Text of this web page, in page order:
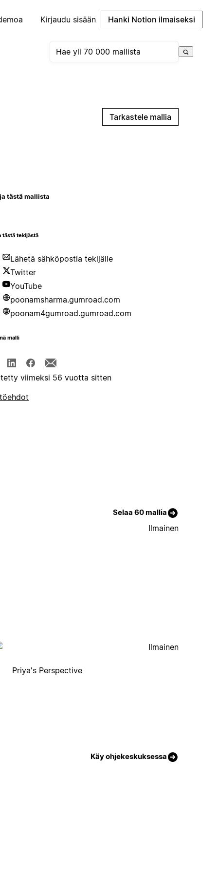
Kirjaudu sisään Hanki Notion ilmaiseksi
Tarkastele mallia
tästä mallista
tästä tekijästä
Lähetä sähköpostia tekijälle
Twitter
YouTube
poonamsharma.gumroad.com
poonam4gumroad.gumroad.com
malli
viimeksi 56 vuotta sitten
Selaa 60 mallia
Ilmainen
Priya's Perspective
Ilmainen
Käy ohjekeskuksessa